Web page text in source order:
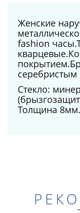
Женские
fashion
Стекло:
Толщина 8мм.